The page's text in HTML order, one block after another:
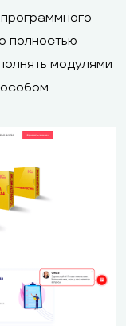
полностью
модулями